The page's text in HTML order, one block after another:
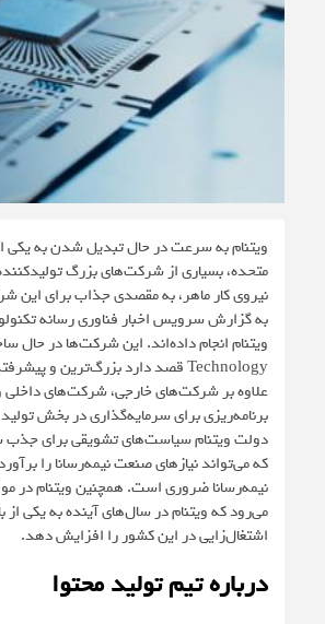
ویتنام به سرعت در حال تبدیل شدن به
متحده، بسیاری از شرکت‌های بزرگ
نیروی کار ماهر، به مقصدی جذاب برای
Technology قصد دارد بزرگ‌ترین و پیشرفته‌ترین کارخانه خود را در ویتنام احداث کند.
برنامه‌ریزی برای سرمایه‌گذاری در بخش
دولت ویتنام سیاست‌های تشویقی برای جذب
که می‌تواند نیازهای صنعت نیمه‌رسانا را
نیمه‌رسانا ضروری است. همچنین ویتنام در
می‌رود که ویتنام در سال‌های آینده به یکی از
اشتغال‌زایی در این کشور را افزایش دهد.
درباره تیم تولید محتوا